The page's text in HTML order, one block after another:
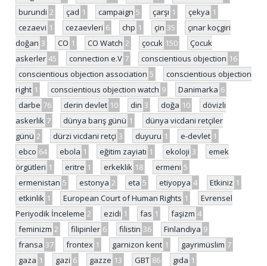
burundi 2 çad 1 campaign 5 çarşı 1 çekya 1
cezaevi 1 cezaevleri 6 chp 1 çin 35
çınar koçgiri
doğan 3 CO 1 CO Watch 2 çocuk 150
Çocuk
askerler 45 connection e.V 7 conscientious objection 16
conscientious objection association 5
conscientious objection
right 1 conscientious objection watch 9 Danimarka 6
darbe 76 derin devlet 10 din 3 doğa 10
dövizli
askerlik 7 dünya barış günü 1
dünya vicdani retçiler
günü 2 dürzi vicdani retçi 3 duyuru 1 e-devlet 1
ebco 64 ebola 1 eğitim zayiatı 1 ekoloji 3
emek
örgütleri 1 eritre 1 erkeklik 18 ermeni 5
ermenistan 5 estonya 2 eta 5 etiyopya 4 Etkiniz 1
etkinlik 1 European Court of Human Rights 1
Evrensel
Periyodik İnceleme 2 ezidi 1 fas 1 faşizm 4
feminizm 2 filipinler 6 filistin 36 Finlandiya 9
fransa 37 frontex 1 garnizon kent 1 gayrimüslim 7
gaza 1 gazi 6 gazze 13 GBT 86 gıda 1